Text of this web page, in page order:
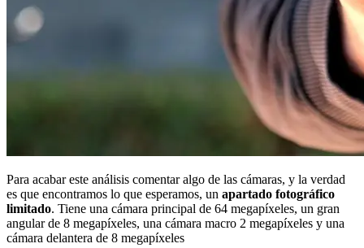
Para acabar este análisis comentar algo de las cámaras, y la verdad
es que encontramos lo que esperamos, un apartado fotográfico
limitado. Tiene una cámara principal de 64 megapíxeles, un gran
angular de 8 megapíxeles, una cámara macro 2 megapíxeles y una
cámara delantera de 8 megapíxeles